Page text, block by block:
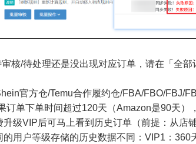
核/待处理还是没出现对应订单，请在「全
官方仓/Temu合作履约仓/FBA/FBO/FBJ/
单时间超过120天（Amazon是90天），
可马上看到历史订单（前提：从店铺授权
存储的历史数据不同：VIP1：360天、